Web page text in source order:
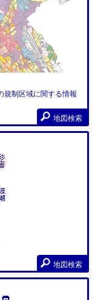
規制区域に関する情報
地図検索
地図検索